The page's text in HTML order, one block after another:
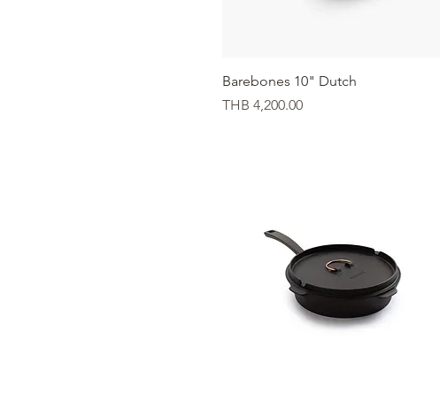
クイックビュー
Barebones 10" Dutch
価格
THB 4,200.00